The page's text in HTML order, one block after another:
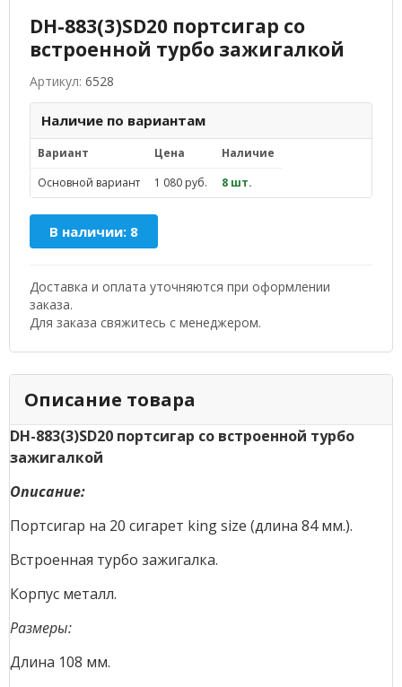
DH-883(3)SD20 портсигар со
встроенной турбо зажигалкой
Артикул: 6528
Наличие по вариантам
Вариант Цена
Наличие
Основной вариант
1 080 руб. 8 шт.
В наличии: 8
Доставка и оплата уточняются при оформлении
заказа.
Для заказа свяжитесь с менеджером.
Описание товара
DH-883(3)SD20 портсигар со встроенной турбо
зажигалкой
Описание:
Портсигар на 20 сигарет king size (длина 84 мм.).
Встроенная турбо зажигалка.
Корпус металл.
Размеры:
Длина 108 мм.